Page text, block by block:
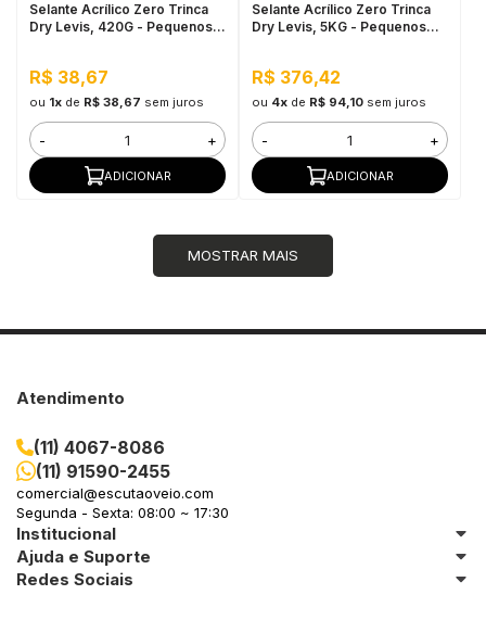
Selante Acrílico Zero Trinca
Dry Levis, 420G - Pequenos
R$ 38,67
ou 1xde R$ 38,67 sem juros
- +
ADICIONAR
Selante Acrílico Zero Trinca
Dry Levis, 5KG - Pequenos
R$ 376,42
ou 4xde R$ 94,10 sem juros
- +
ADICIONAR
MOSTRAR MAIS
Atendimento
(11) 4067-8086
(11) 91590-2455
comercial@escutaoveio.com
Segunda - Sexta: 08:00 ~ 17:30
Institucional
Ajuda e Suporte
Redes Sociais